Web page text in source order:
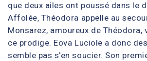
que deux ailes ont poussé dans le
Affolée, Théodora appelle au
Monsarez, amoureux de Théodora,
ce prodige. Eova Luciole a donc
semble pas s'en soucier. Son